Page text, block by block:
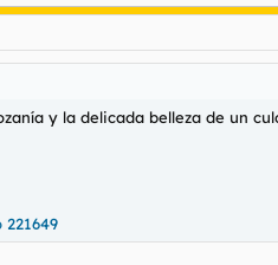
y la delicada belleza de un